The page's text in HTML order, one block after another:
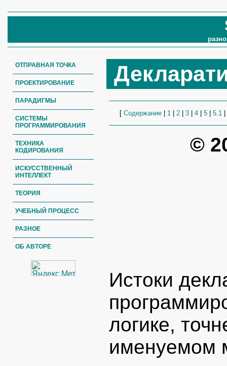
ОТПРАВНАЯ ТОЧКА
ПРОЕКТИРОВАНИЕ
ПАРАДИГМЫ
СИСТЕМЫ
ПРОГРАММИРОВАНИЯ
ТЕХНИКА
КОДИРОВАНИЯ
ИСКУССТВЕННЫЙ
ИНТЕЛЛЕКТ
ТЕОРИЯ
УЧЕБНЫЙ ПРОЦЕСС
РАЗНОЕ
ОБ АВТОРЕ
[ Содержание| 1| 2| 3| 4| 5| 5.1|
©
Истоки
логике,
именуемом